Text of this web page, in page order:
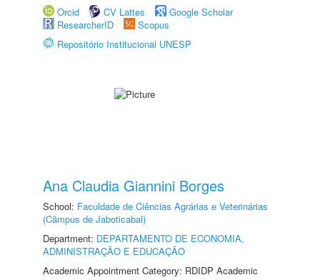
Orcid
CV Lattes
Google Scholar
ResearcherID
Scopus
Repositório Institucional UNESP
Ana Claudia Giannini Borges
School: Faculdade de Ciências Agrárias e Veterinárias
(Câmpus de Jaboticabal)
Department: DEPARTAMENTO DE ECONOMIA,
ADMINISTRAÇÃO E EDUCAÇÃO
Academic Appointment Category: RDIDP Academic